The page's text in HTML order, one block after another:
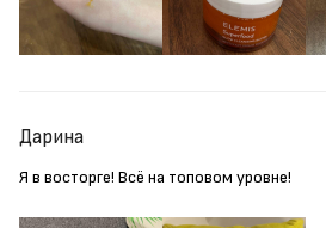
Дарина
Я в восторге! Всё на топовом уровне!